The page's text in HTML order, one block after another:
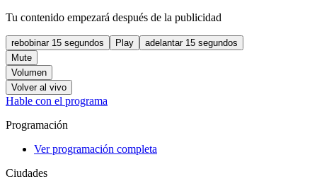
Tu contenido empezará después de la publicidad
rebobinar 15 segundos Play
adelantar 15 segundos
Mute
Volumen
Volver al vivo
Hable con el programa
Programación
Ver programación completa
Ciudades